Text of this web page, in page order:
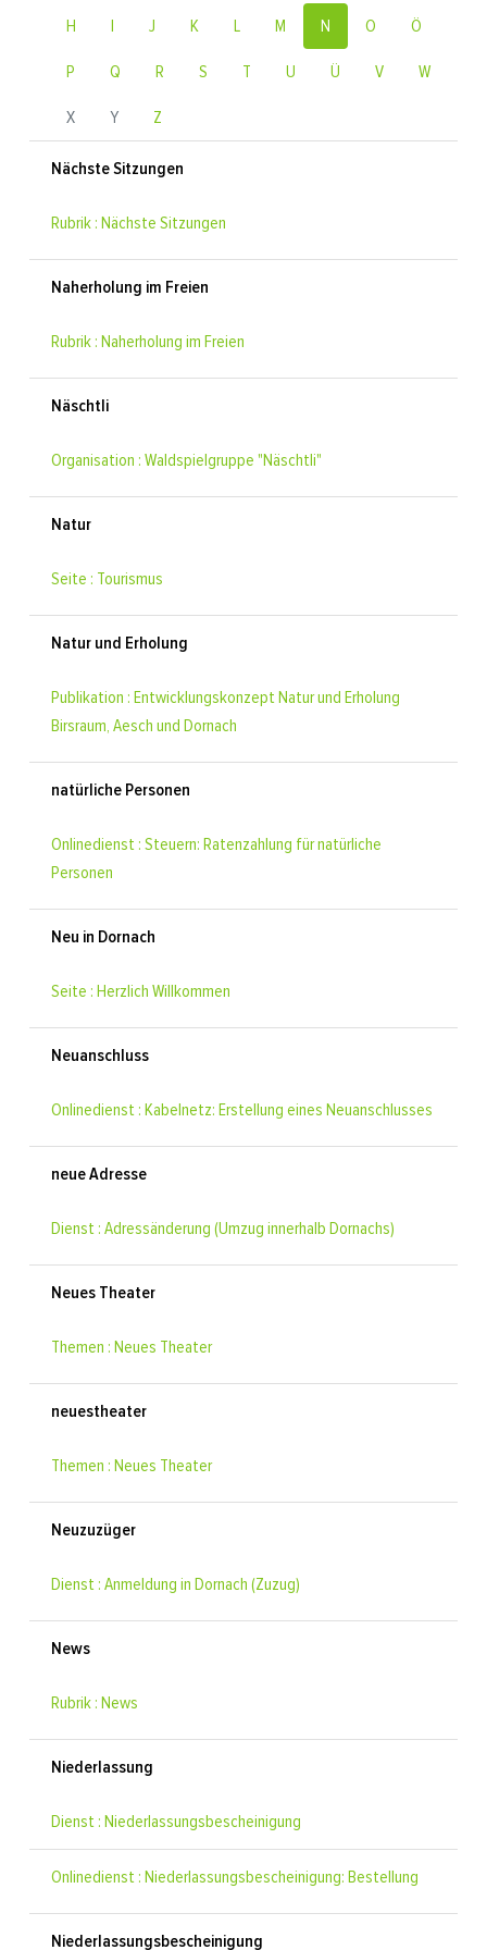
H I J K L M N O Ö
P Q R S T U Ü V W
X Y Z
Nächste Sitzungen
Rubrik : Nächste Sitzungen
Naherholung im Freien
Rubrik : Naherholung im Freien
Näschtli
Organisation : Waldspielgruppe "Näschtli"
Natur
Seite : Tourismus
Natur und Erholung
Publikation : Entwicklungskonzept Natur und Erholung
Birsraum, Aesch und Dornach
natürliche Personen
Onlinedienst : Steuern: Ratenzahlung für natürliche
Personen
Neu in Dornach
Seite : Herzlich Willkommen
Neuanschluss
Onlinedienst : Kabelnetz: Erstellung eines Neuanschlusses
neue Adresse
Dienst : Adressänderung (Umzug innerhalb Dornachs)
Neues Theater
Themen : Neues Theater
neuestheater
Themen : Neues Theater
Neuzuzüger
Dienst : Anmeldung in Dornach (Zuzug)
News
Rubrik : News
Niederlassung
Dienst : Niederlassungsbescheinigung
Onlinedienst : Niederlassungsbescheinigung: Bestellung
Niederlassungsbescheinigung